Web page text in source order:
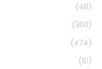
(48)
(300)
(474)
(61)